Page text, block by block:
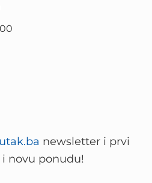
newsletter i prvi
i novu ponudu!